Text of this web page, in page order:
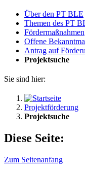
Über den PT BLE
The­men des PT
För­der­maß­nah­men
Of­fe­ne
An­trag auf
Pro­jekt­su­che
Sie sind hier:
Projektförderung
Projektsuche
Diese Seite:
Zum Seitenanfang